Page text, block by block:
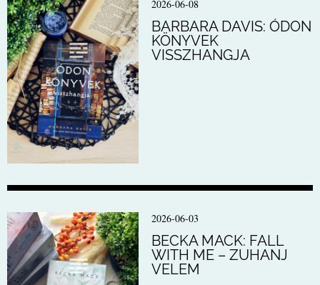
2026-06-08
BARBARA DAVIS: ÓDON
KÖNYVEK
VISSZHANGJA
2026-06-03
BECKA MACK: FALL
WITH ME – ZUHANJ
VELEM